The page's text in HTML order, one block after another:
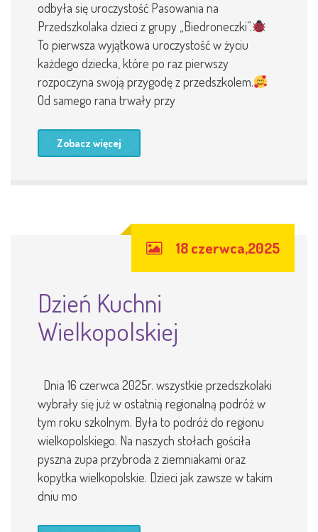
odbyła się uroczystość Pasowania na
Przedszkolaka dzieci z grupy „Biedroneczki”.
To pierwsza wyjątkowa uroczystość w życiu
każdego dziecka, które po raz pierwszy
rozpoczyna swoją przygodę z przedszkolem.
Od samego rana trwały przy
Zobacz więcej
18 czerwca,2025
Dzień Kuchni
Wielkopolskiej
Dnia 16 czerwca 2025r. wszystkie przedszkolaki
wybrały się już w ostatnią regionalną podróż w
tym roku szkolnym. Była to podróż do regionu
wielkopolskiego. Na naszych stołach gościła
pyszna zupa przybroda z ziemniakami oraz
kopytka wielkopolskie. Dzieci jak zawsze w takim
dniu mo